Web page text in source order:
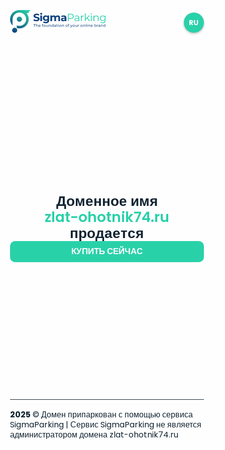
RU
Доменное имя
zlat-ohotnik74.ru
продается
КУПИТЬ СЕЙЧАС
2025 © Домен припаркован с помощью сервиса
SigmaParking | Сервис SigmaParking не является
администратором домена zlat-ohotnik74.ru